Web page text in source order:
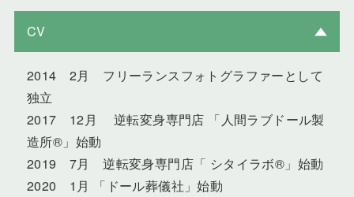
CV
2014 2月 フリーランスフォトグラファーとして
独立
2017 12月 逆転変身専門店 「人間ラブドール製
造所®」始動
2019 7月 逆転変身専門店「 シタイラボ®」始動
2020 1月 「ドール葬儀社」始動